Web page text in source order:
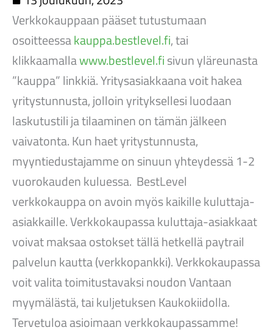
Verkkokauppaan pääset tutustumaan
osoitteessakauppa.bestlevel.fi, tai
klikkaamallawww.bestlevel.fisivun yläreunasta
”kauppa” linkkiä. Yritysasiakkaana voit hakea
yritystunnusta, jolloin yrityksellesi luodaan
laskutustili ja tilaaminen on tämän jälkeen
vaivatonta. Kun haet yritystunnusta,
myyntiedustajamme on sinuun yhteydessä 1-2
vuorokauden kuluessa. BestLevel
verkkokauppa on avoin myös kaikille kuluttaja-
asiakkaille. Verkkokaupassa kuluttaja-asiakkaat
voivat maksaa ostokset tällä hetkellä paytrail
palvelun kautta (verkkopankki). Verkkokaupassa
voit valita toimitustavaksi noudon Vantaan
myymälästä, tai kuljetuksen Kaukokiidolla.
Tervetuloa asioimaan verkkokaupassamme!